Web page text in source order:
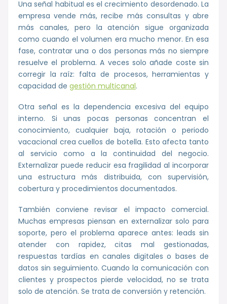
Una señal habitual es el crecimiento desordenado. La
empresa vende más, recibe más consultas y abre
más canales, pero la atención sigue organizada
como cuando el volumen era mucho menor. En esa
fase, contratar una o dos personas más no siempre
resuelve el problema. A veces solo añade coste sin
corregir la raíz: falta de procesos, herramientas y
capacidad de gestión multicanal.
Otra señal es la dependencia excesiva del equipo
interno. Si unas pocas personas concentran el
conocimiento, cualquier baja, rotación o periodo
vacacional crea cuellos de botella. Esto afecta tanto
al servicio como a la continuidad del negocio.
Externalizar puede reducir esa fragilidad al incorporar
una estructura más distribuida, con supervisión,
cobertura y procedimientos documentados.
También conviene revisar el impacto comercial.
Muchas empresas piensan en externalizar solo para
soporte, pero el problema aparece antes: leads sin
atender con rapidez, citas mal gestionadas,
respuestas tardías en canales digitales o bases de
datos sin seguimiento. Cuando la comunicación con
clientes y prospectos pierde velocidad, no se trata
solo de atención. Se trata de conversión y retención.